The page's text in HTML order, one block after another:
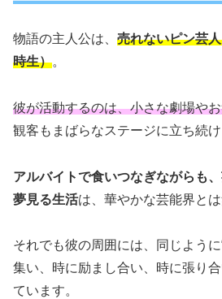
物語の主人公は、 売れないピン芸
時生）。
彼が活動するのは、小さな劇場や
観客もまばらなステージに立ち続け
アルバイトで食いつなぎながらも
夢見る生活は、華やかな芸能界とは
それでも彼の周囲には、同じよう
集い、時に励まし合い、時に張り
ています。